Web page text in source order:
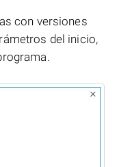
con versiones
del inicio,